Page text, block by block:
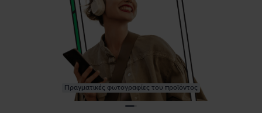
Πραγματικές φωτογραφίες του προϊόντος